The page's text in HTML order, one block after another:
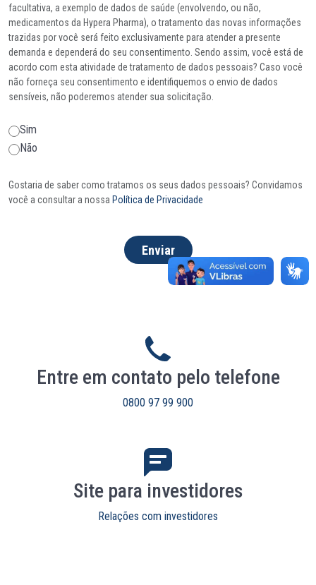
facultativa, a exemplo de dados de saúde (envolvendo, ou não,
medicamentos da Hypera Pharma), o tratamento das novas informações
trazidas por você será feito exclusivamente para atender a presente
demanda e dependerá do seu consentimento. Sendo assim, você está de
acordo com esta atividade de tratamento de dados pessoais? Caso você
não forneça seu consentimento e identifiquemos o envio de dados
sensíveis, não poderemos atender sua solicitação.
Sim
Não
Gostaria de saber como tratamos os seus dados pessoais? Convidamos
você a consultar a nossa Política de Privacidade
Enviar
Entre em contato pelo telefone
0800 97 99 900
Site para investidores
Relações com investidores